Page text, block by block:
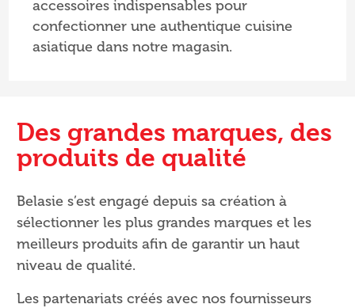
accessoires indispensables pour
confectionner une authentique cuisine
asiatique dans notre magasin.
Des grandes marques, des
produits de qualité
Belasie s’est engagé depuis sa création à
sélectionner les plus grandes marques et les
meilleurs produits afin de garantir un haut
niveau de qualité.
Les partenariats créés avec nos fournisseurs